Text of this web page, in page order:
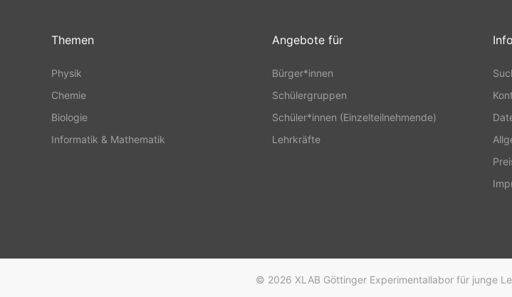
Themen
Physik
Chemie
Biologie
Informatik & Mathematik
Angebote für
Bürger*innen
Schülergruppen
Schüler*innen (Einzelteilnehmende)
Lehrkräfte
© 2026 XLAB Göttinger Experimentallabor für junge